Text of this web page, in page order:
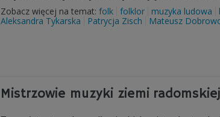
Zobacz więcej na temat: folk folklor muzyka ludowa
Aleksandra Tykarska
Patrycja Zisch Mateusz
Mistrzowie muzyki ziemi